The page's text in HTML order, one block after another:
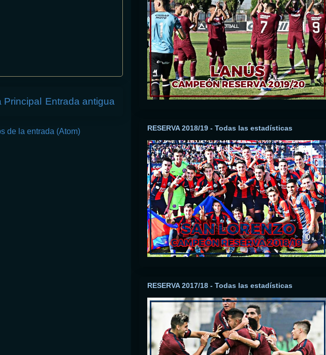
Entrada antigua
Principal
de la entrada (Atom) RESERVA 2018/19 - Todas las estadísticas
RESERVA 2017/18 - Todas las estadísticas